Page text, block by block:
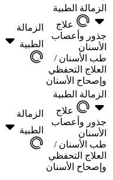
الزمالة الطبية
علاج
جذور وأعصاب
الأسنان
طب الأسنان /
العلاج التحفظي
وإصحاح الأسنان
الزمالة
الطبية
الزمالة الطبية
علاج
جذور وأعصاب
الأسنان
طب الأسنان /
العلاج التحفظي
وإصحاح الأسنان
الزمالة
الطبية